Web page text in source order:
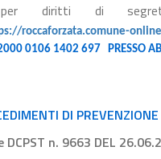
diritti di
roccaforzata.comune-
0106 1402 697 PRESSO
DI
n. 9663 DEL